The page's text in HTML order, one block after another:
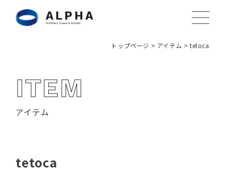
ALPHA
Architect Space & Estate
トップページ > アイテム >tetoca
ITEM
アイテム
tetoca